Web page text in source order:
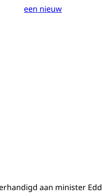
een nieuw
aan minister